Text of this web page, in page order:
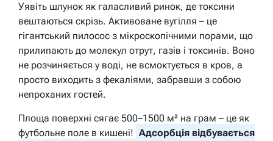
Уявіть шлунок як галасливий ринок, де токсини
вештаються скрізь. Активоване вугілля – це
гігантський пилосос з мікроскопічними порами, що
прилипають до молекул отрут, газів і токсинів. Воно
не розчиняється у воді, не всмоктується в кров, а
просто виходить з фекаліями, забравши з собою
непроханих гостей.
Площа поверхні сягає 500–1500 м² на грам – це як
футбольне поле в кишені! Адсорбція відбувається